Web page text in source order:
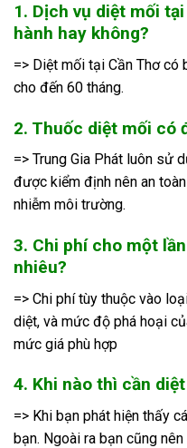
1. Dịch vụ diệt mối
hành hay không?
=> Diệt mối tại Cần Thơ
cho đến 60 tháng.
2. Thuốc diệt mối có
=> Trung Gia Phát luôn sử
được kiểm định nên an
nhiễm môi trường.
3. Chi phí cho một
nhiêu?
=> Chi phí tùy thuộc vào
diệt, và mức độ phá hoại
mức giá phù hợp
4. Khi nào thì cần
=> Khi bạn phát hiện thấy
bạn. Ngoài ra bạn cũng